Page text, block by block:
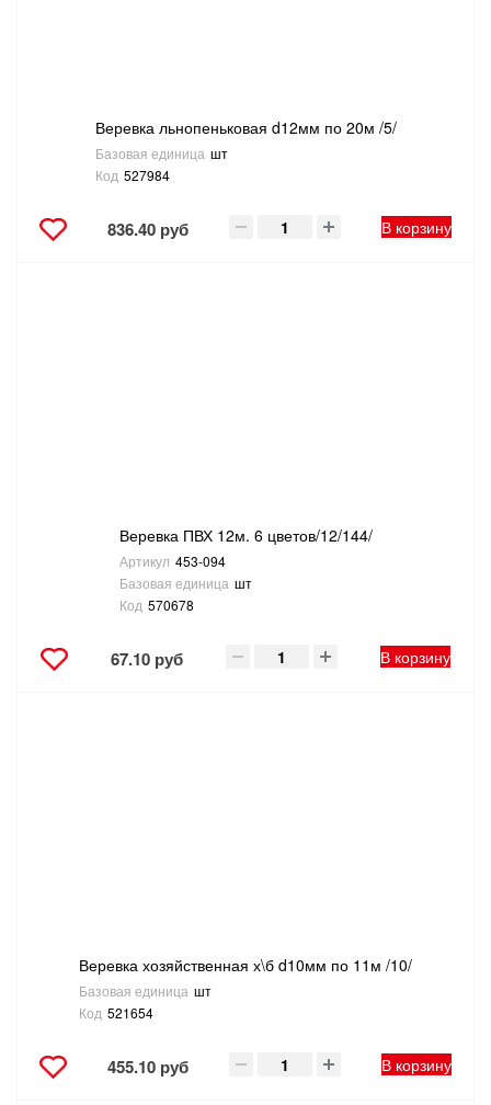
Веревка льнопеньковая d12мм по 20м /5/
Базовая единица шт
Код 527984
836.40 руб В корзину
Веревка ПВХ 12м. 6 цветов/12/144/
Артикул 453-094
Базовая единица шт
Код 570678
67.10 руб В корзину
Веревка хозяйственная х\б d10мм по 11м /10/
Базовая единица шт
Код 521654
455.10 руб В корзину